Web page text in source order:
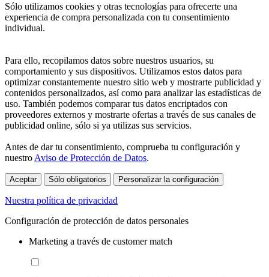
Sólo utilizamos cookies y otras tecnologías para ofrecerte una
experiencia de compra personalizada con tu consentimiento
individual.
Para ello, recopilamos datos sobre nuestros usuarios, su
comportamiento y sus dispositivos. Utilizamos estos datos para
optimizar constantemente nuestro sitio web y mostrarte publicidad y
contenidos personalizados, así como para analizar las estadísticas de
uso. También podemos comparar tus datos encriptados con
proveedores externos y mostrarte ofertas a través de sus canales de
publicidad online, sólo si ya utilizas sus servicios.
Antes de dar tu consentimiento, comprueba tu configuración y
nuestro Aviso de Protección de Datos.
Aceptar Sólo obligatorios Personalizar la configuración
Nuestra política de privacidad
Configuración de protección de datos personales
Marketing a través de customer match